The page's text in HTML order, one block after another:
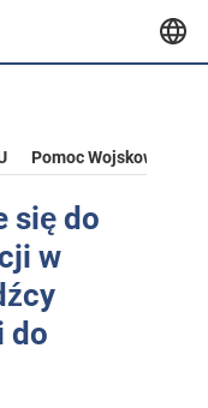
Pomoc Wojskowa Dla
się do
w
do